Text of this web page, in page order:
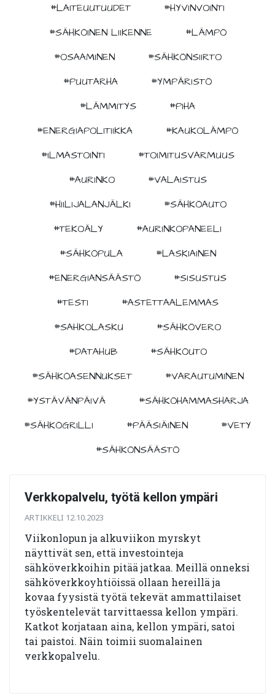
#LAITEUUTUUDET
#HYVINVOINTI
#SÄHKÖINEN LIIKENNE
#LÄMPÖ
#OSAAMINEN
#SÄHKÖNSIIRTO
#PUUTARHA
#YMPÄRISTÖ
#LÄMMITYS
#PIHA
#ENERGIAPOLITIIKKA
#KAUKOLÄMPÖ
#ILMASTOINTI
#TOIMITUSVARMUUS
#AURINKO
#VALAISTUS
#HIILIJALANJÄLKI
#SÄHKÖAUTO
#TEKOÄLY
#AURINKOPANEELI
#SÄHKÖPULA
#LASKIAINEN
#ENERGIANSÄÄSTÖ
#SISUSTUS
#TESTI
#ASTETTAALEMMAS
#SAHKOLASKU
#SÄHKÖVERO
#DATAHUB
#SÄHKÖUTO
#SÄHKÖASENNUKSET
#VARAUTUMINEN
#YSTÄVÄNPÄIVÄ
#SÄHKÖHAMMASHARJA
#SÄHKÖGRILLI
#PÄÄSIÄINEN
#VETY
#SÄHKÖNSÄÄSTÖ
Verkkopalvelu, työtä kellon ympäri
ARTIKKELI 12.10.2023
Viikonlopun ja alkuviikon myrskyt
näyttivät sen, että investointeja
sähköverkkoihin pitää jatkaa. Meillä onneksi
sähköverkkoyhtiöissä ollaan hereillä ja
kovaa fyysistä työtä tekevät ammattilaiset
työskentelevät tarvittaessa kellon ympäri.
Katkot korjataan aina, kellon ympäri, satoi
tai paistoi. Näin toimii suomalainen
verkkopalvelu.